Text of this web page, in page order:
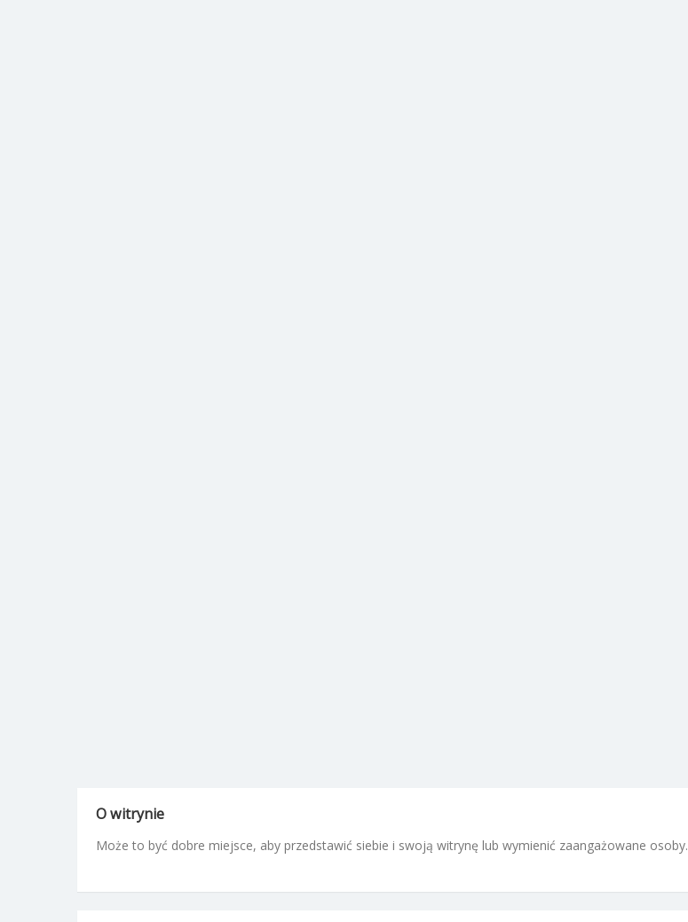
O witrynie
Może to być dobre miejsce, aby przedstawić siebie i swoją witrynę lub wymienić zaangażowane osoby.